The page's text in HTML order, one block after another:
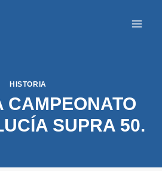
HISTORIA
CAMPEONATO
SUPRA 50.